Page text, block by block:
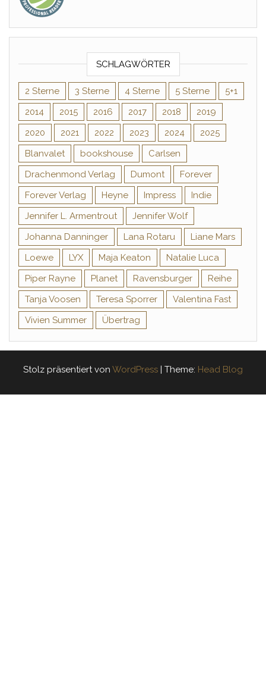
SCHLAGWÖRTER
2 Sterne 3 Sterne 4 Sterne 5 Sterne
5+1
2014
2015 2016 2017 2018
2019
2020
2021 2022 2023 2024
2025
Blanvalet
bookshouse
Carlsen
Drachenmond Verlag
Dumont
Forever
Forever Verlag
Heyne Impress
Indie
Jennifer L. Armentrout
Jennifer Wolf
Johanna Danninger
Lana Rotaru
Liane Mars
Loewe
LYX Maja Keaton
Natalie Luca
Piper Rayne
Planet Ravensburger
Reihe
Tanja Voosen
Teresa Sporrer
Valentina Fast
Vivien Summer
Übertrag
Stolz präsentiert von WordPress | Theme: Head Blog